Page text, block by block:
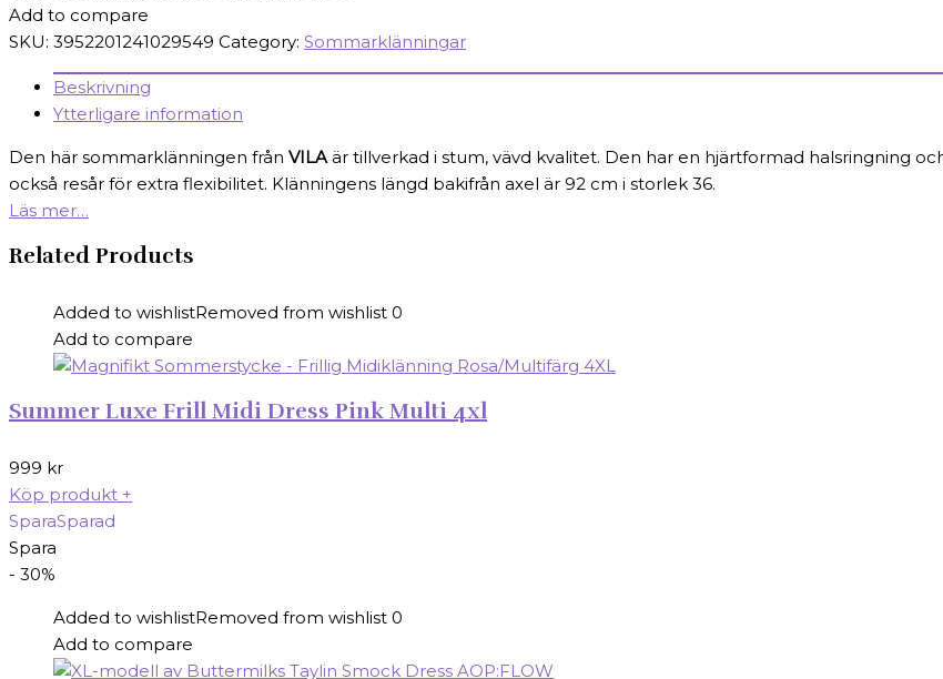
Add to compare
SKU: 3952201241029549 Category: Sommarklänningar
Beskrivning
Ytterligare information
Den här sommarklänningen från VILAär tillverkad i stum, vävd kvalitet. Den har en hjärtformad halsringning
också resår för extra flexibilitet. Klänningens längd bakifrån axel är 92 cm i storlek 36.
Läs mer…
Related Products
Added to wishlistRemoved from wishlist 0
Add to compare
Summer Luxe Frill Midi Dress Pink Multi 4xl
999 kr
Köp produkt +
SparaSparad
Spara
- 30%
Added to wishlistRemoved from wishlist 0
Add to compare